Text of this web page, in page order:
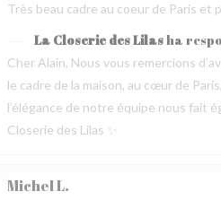
Très beau cadre au coeur de Paris
La Closerie des Lilasha
Cher Alain, Nous vous remercions
le cadre de la maison, au cœur de
l’élégance de notre équipe nous fait
Closerie des Lilas ✨
MichelL